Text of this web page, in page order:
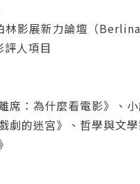
收到一封Email，請依照信件中的
林影展新力論壇（
評人項目
席：為什麼看電影》、
劇的迷宮》、哲學與文